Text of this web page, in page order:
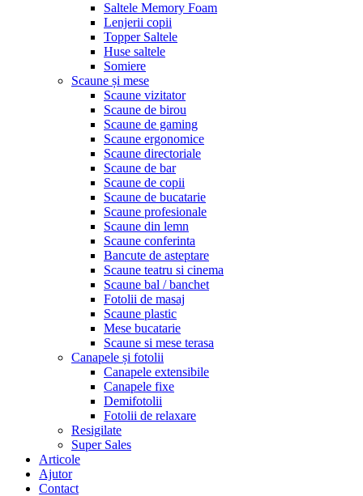
Saltele Memory Foam
Lenjerii copii
Topper Saltele
Huse saltele
Somiere
Scaune și mese
Scaune vizitator
Scaune de birou
Scaune de gaming
Scaune ergonomice
Scaune directoriale
Scaune de bar
Scaune de copii
Scaune de bucatarie
Scaune profesionale
Scaune din lemn
Scaune conferinta
Bancute de asteptare
Scaune teatru si cinema
Scaune bal / banchet
Fotolii de masaj
Scaune plastic
Mese bucatarie
Scaune si mese terasa
Canapele și fotolii
Canapele extensibile
Canapele fixe
Demifotolii
Fotolii de relaxare
Resigilate
Super Sales
Articole
Ajutor
Contact